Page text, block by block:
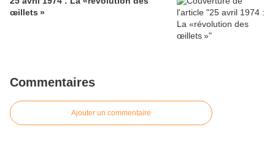
œillets »
Commentaires
Ajouter un commentaire